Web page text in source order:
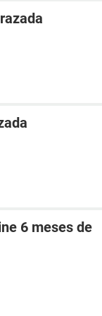
6 meses de